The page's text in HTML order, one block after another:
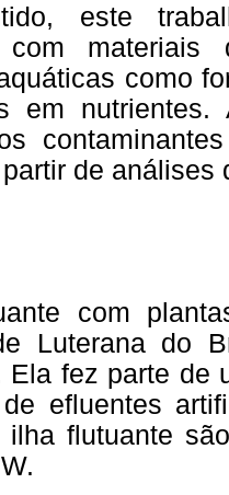
este
com
como
em
de
com
Luterana do
Ela fez parte de
efluentes
flutuante